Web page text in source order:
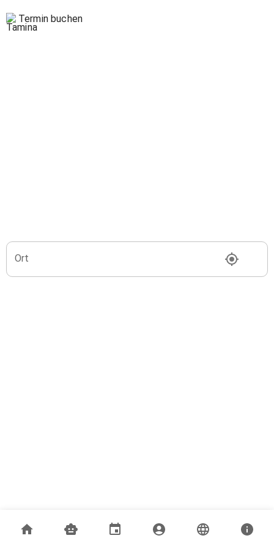
Termin buchen
Ort